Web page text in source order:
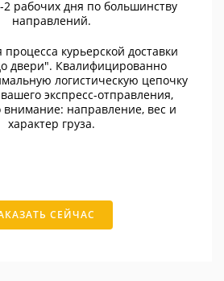
рабочих дня по большинству
направлений.
курьерской доставки
двери". Квалифицированно
логистическую цепочку
экспресс-отправления,
направление, вес и
характер груза.
СЕЙЧАС